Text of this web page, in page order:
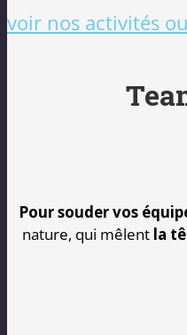
voir nos activités
Pour souder vos
nature, qui mêlent la